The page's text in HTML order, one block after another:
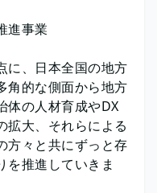
進事業
に、日本全国の地方
角的な側面から地方
体の人材育成やDX
拡大、それらによる
方々と共にずっと存
を推進していきま